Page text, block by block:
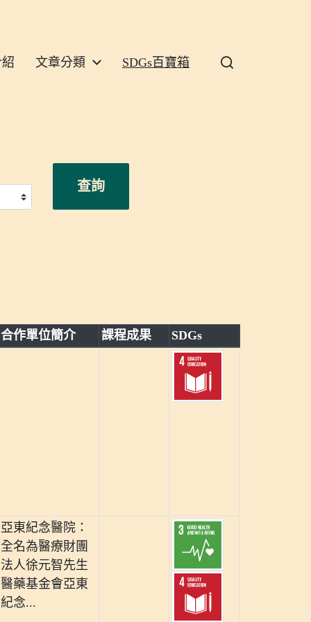
文章分類 SDGs百寶箱
合作單位簡介 課程成果 SDGs
亞東紀念醫院：
全名為醫療財團
法人徐元智先生
醫藥基金會亞東
紀念...